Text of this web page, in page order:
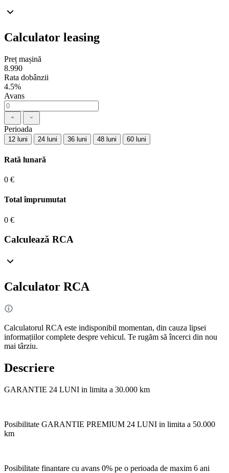
Calculator leasing
Preț mașină
8.990
Rata dobânzii
4.5%
Avans
Perioada
12 luni 24 luni 36 luni 48 luni 60 luni
Rată lunară
0 €
Total împrumutat
0 €
Calculează RCA
Calculator RCA
Calculatorul RCA este indisponibil momentan, din cauza lipsei
informațiilor complete despre vehicul. Te rugăm să încerci din nou
mai târziu.
Descriere
GARANTIE 24 LUNI in limita a 30.000 km
Posibilitate GARANTIE PREMIUM 24 LUNI in limita a 50.000
km
Posibilitate finantare cu avans 0% pe o perioada de maxim 6 ani